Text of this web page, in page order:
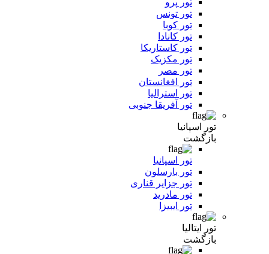
تور پرو
تور تونس
تور کوبا
تور کانادا
تور کاستاریکا
تور مکزیک
تور مصر
تور افغانستان
تور استرالیا
تور آفریقا جنوبی
تور اسپانیا
بازگشت
تور اسپانیا
تور بارسلون
تور جزایر قناری
تور مادرید
تور ایبیزا
تور ایتالیا
بازگشت